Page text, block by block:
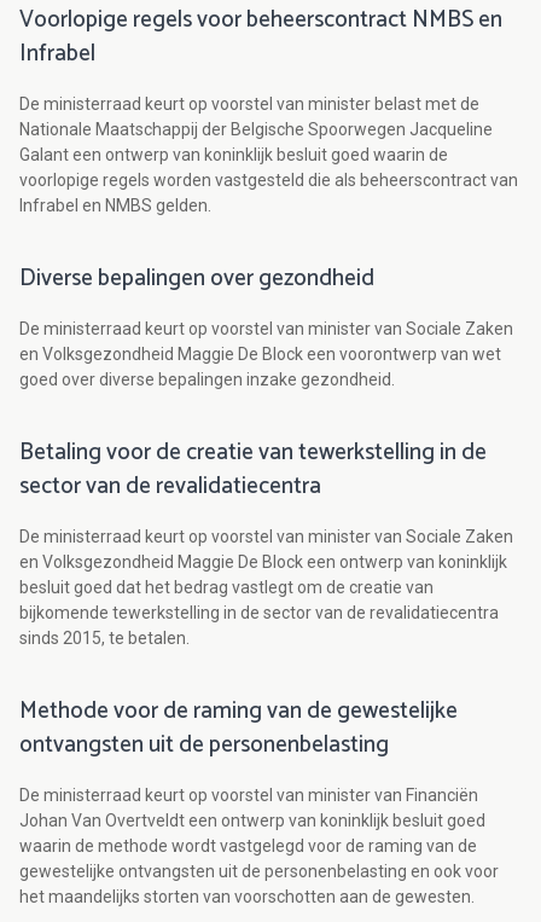
Voorlopige regels voor beheerscontract NMBS en
Infrabel
De ministerraad keurt op voorstel van minister belast met de
Nationale Maatschappij der Belgische Spoorwegen Jacqueline
Galant een ontwerp van koninklijk besluit goed waarin de
voorlopige regels worden vastgesteld die als beheerscontract van
Infrabel en NMBS gelden.
Diverse bepalingen over gezondheid
De ministerraad keurt op voorstel van minister van Sociale Zaken
en Volksgezondheid Maggie De Block een voorontwerp van wet
goed over diverse bepalingen inzake gezondheid.
Betaling voor de creatie van tewerkstelling in de
sector van de revalidatiecentra
De ministerraad keurt op voorstel van minister van Sociale Zaken
en Volksgezondheid Maggie De Block een ontwerp van koninklijk
besluit goed dat het bedrag vastlegt om de creatie van
bijkomende tewerkstelling in de sector van de revalidatiecentra
sinds 2015, te betalen.
Methode voor de raming van de gewestelijke
ontvangsten uit de personenbelasting
De ministerraad keurt op voorstel van minister van Financiën
Johan Van Overtveldt een ontwerp van koninklijk besluit goed
waarin de methode wordt vastgelegd voor de raming van de
gewestelijke ontvangsten uit de personenbelasting en ook voor
het maandelijks storten van voorschotten aan de gewesten.